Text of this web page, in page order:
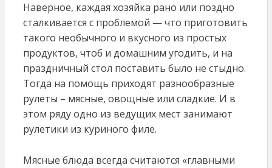
Наверное, каждая хозяйка рано или поздно
сталкивается с проблемой — что приготовить
такого необычного и вкусного из простых
продуктов, чтоб и домашним угодить, и на
праздничный стол поставить было не стыдно.
Тогда на помощь приходят разнообразные
рулеты – мясные, овощные или сладкие. И в
этом ряду одно из ведущих мест занимают
рулетики из куриного филе.
Мясные блюда всегда считаются «главными